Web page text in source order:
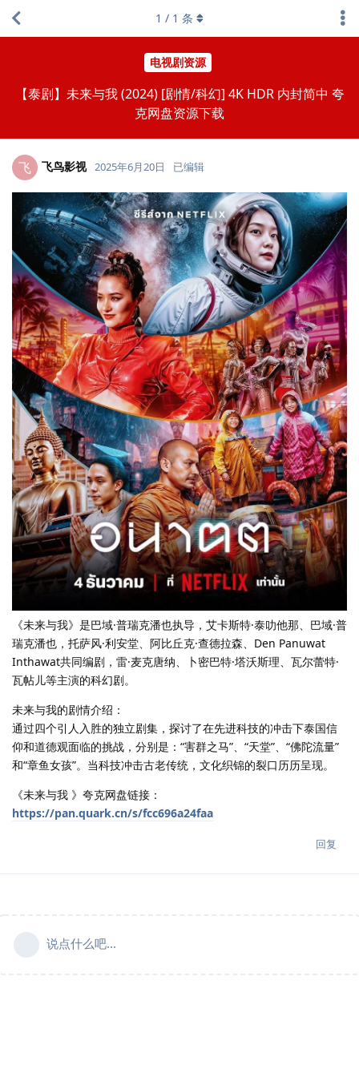
电视剧资源
【泰剧】未来与我 (2024) [剧情/科幻] 4K HDR 内封简中 夸
克网盘资源下载
1 / 1 条
飞 飞鸟影视 2025年6月20日 已编辑
《未来与我》是巴域·普瑞克潘也执导，艾卡斯特·泰叻他那、巴域·普
瑞克潘也，托萨风·利安堂、阿比丘克·查德拉森、Den Panuwat
Inthawat共同编剧，雷·麦克唐纳、卜密巴特·塔沃斯理、瓦尔蕾特·
瓦帖儿等主演的科幻剧。
未来与我的剧情介绍：
通过四个引人入胜的独立剧集，探讨了在先进科技的冲击下泰国信
仰和道德观面临的挑战，分别是：“害群之马”、“天堂”、“佛陀流量”
和“章鱼女孩”。当科技冲击古老传统，文化织锦的裂口历历呈现。
《未来与我 》夸克网盘链接：
https://pan.quark.cn/s/fcc696a24faa
回复
说点什么吧...